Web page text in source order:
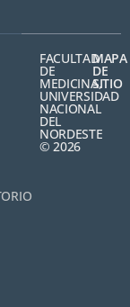
FACULTAD
DE
MEDICINA,
UNIVERSIDAD
NACIONAL
DEL
NORDESTE
© 2026
MAPA
DE
SITIO